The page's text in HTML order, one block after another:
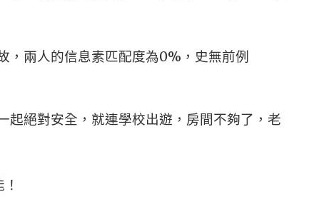
，兩人的信息素匹配度為0%，史無前例
起絕對安全，就連學校出遊，房間不夠了，老